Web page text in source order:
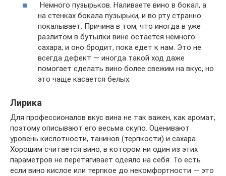
Немного пузырьков. Наливаете вино в бокал, а
на стенках бокала пузырьки, и во рту странно
покалывает. Причина в том, что иногда в уже
разлитом в бутылки вине остается немного
сахара, и оно бродит, пока едет к нам. Это не
всегда дефект — иногда такой ход даже
помогает сделать вино более свежим на вкус, но
это чаще касается белых.
Лирика
Для профессионалов вкус вина не так важен, как аромат,
поэтому описывают его весьма скупо. Оценивают
уровень кислотности, танинов (терпкости) и сахара.
Хорошим считается вино, в котором ни один из этих
параметров не перетягивает одеяло на себя. То есть
если вино кислое или терпкое до некомфортности — это